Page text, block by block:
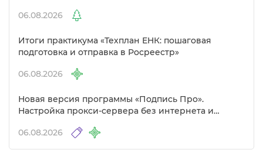
06.08.2026
Итоги практикума «Техплан ЕНК: пошаговая
подготовка и отправка в Росреестр»
06.08.2026
Новая версия программы «Подпись Про».
Настройка прокси-сервера без интернета и
06.08.2026